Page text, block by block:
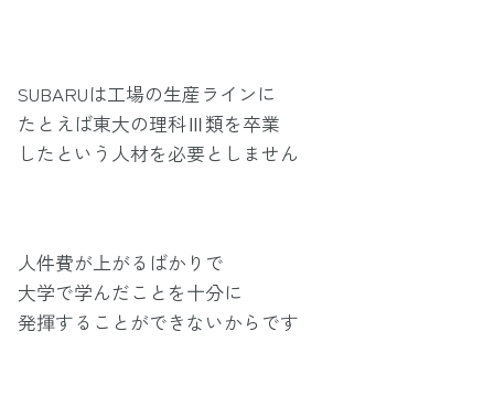
SUBARUは工場の生産ラインに
たとえば東大の理科Ⅲ類を卒業
したという人材を必要としません
人件費が上がるばかりで
大学で学んだことを十分に
発揮することができないからです